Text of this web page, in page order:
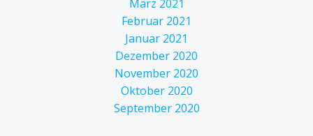
März 2021
Februar 2021
Januar 2021
Dezember 2020
November 2020
Oktober 2020
September 2020